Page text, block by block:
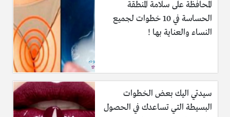
المحافظة على سلامة المنطقة
الحساسة في 10 خطوات لجميع
النساء والعناية بها !
سيدتي اليك بعض الخطوات
البسيطة التي تساعدك في الحصول